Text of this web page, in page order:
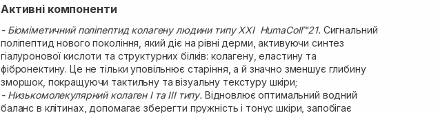
Активні компоненти
- Біоміметичний поліпептид колагену людини типу XXI HumaColl™21. Сигнальний
поліпептид нового покоління, який діє на рівні дерми, активуючи синтез
гіалуронової кислоти та структурних білків: колагену, еластину та
фібронектину. Це не тільки уповільнює старіння, а й значно зменшує глибину
зморшок, покращуючи тактильну та візуальну текстуру шкіри;
- Низькомолекулярний колаген I та III типу. Відновлює оптимальний водний
баланс в клітинах, допомагає зберегти пружність і тонус шкіри, запобігає